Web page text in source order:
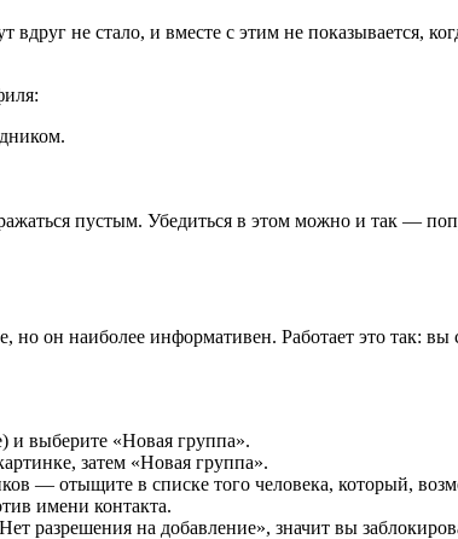
вдруг не стало, и вместе с этим не показывается,
пустым. Убедиться в этом можно и так —
он наиболее информативен. Работает это так: вы
и выберите «Новая группа».
затем «Новая группа».
— отыщите в списке того человека, который,
имени контакта.
разрешения на добавление», значит вы